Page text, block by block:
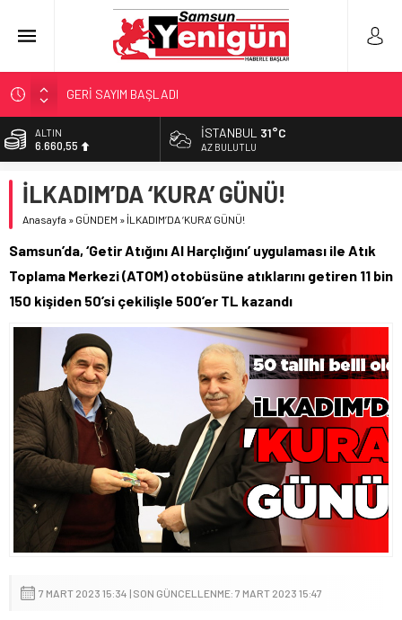
GERİ SAYIM BAŞLADI
SAMSUNSPOR’DA HEDEF 5’İNCİLİK!
‘BAFRA’YA YATIRIM YAPIN!’
YÖNETİCİ SEÇERKEN YAPILAN EN BÜYÜK HATALAR
ALTIN
6.660,55
13.779,39
DOLAR
55,1881
İSTANBUL 31°C
AZ BULUTLU
İLKADIM’DA ‘KURA’ GÜNÜ!
Anasayfa » GÜNDEM » İLKADIM’DA ‘KURA’ GÜNÜ!
Samsun’da, ‘Getir Atığını Al Harçlığını’ uygulaması ile Atık
Toplama Merkezi (ATOM) otobüsüne atıklarını getiren 11 bin
150 kişiden 50’si çekilişle 500’er TL kazandı
7 MART 2023 15:34 | SON GÜNCELLENME: 7 MART 2023 15:47